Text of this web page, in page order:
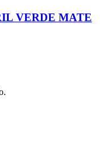
VERDE MATE